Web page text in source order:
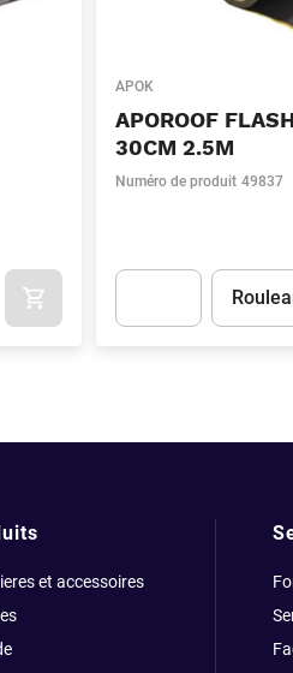
AJOUTER AU PANIER
APOK
APOROOF
30CM 2.5M
Numéro de produit 49837
Unité
et accessoires